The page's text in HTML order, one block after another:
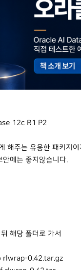
12c R1 P2
해주는 유용한 패키지이
에는 좋지않습니다.
해당 폴더로 가서
rlwrap-0.42.tar.gz